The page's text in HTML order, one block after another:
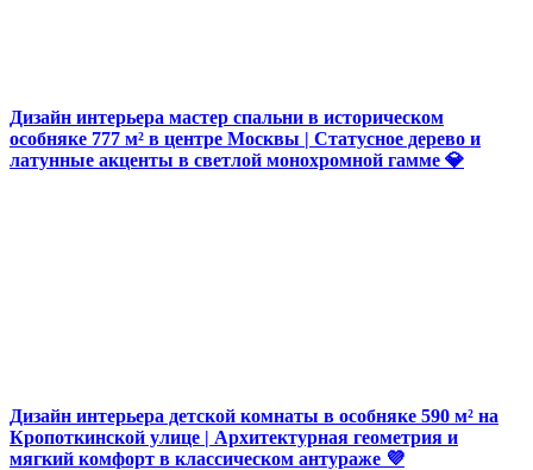
Дизайн интерьера мастер спальни в историческом
особняке 777 м² в центре Москвы | Статусное дерево и
латунные акценты в светлой монохромной гамме 💎
Дизайн интерьера детской комнаты в особняке 590 м² на
Кропоткинской улице | Архитектурная геометрия и
мягкий комфорт в классическом антураже 💜